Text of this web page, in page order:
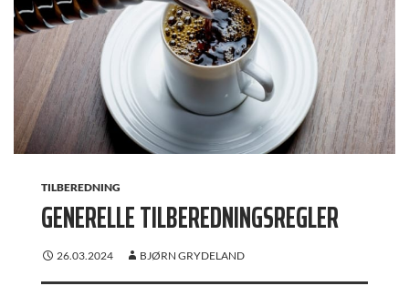
TILBEREDNING
GENERELLE TILBEREDNINGSREGLER
26.03.2024 BJØRN GRYDELAND